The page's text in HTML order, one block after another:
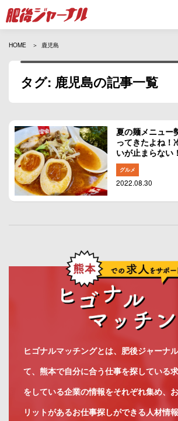
HOME 鹿児島
タグ: 鹿児島の記事一覧
夏の麺メニュー
ってきたよね！
いが止まらない！
グルメ
2022.08.30
ヒゴナルマッチングとは、肥後ジャーナ
て、熊本で自分に合う仕事を探している
をしている企業の情報をそれぞれ集め、
リットがあるお仕事探しができる人材情